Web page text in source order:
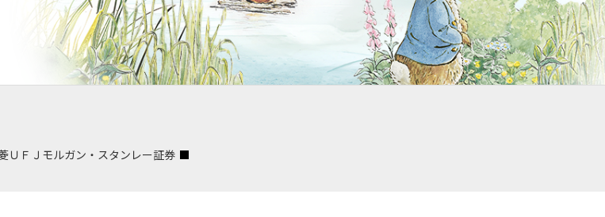
ＵＦＪモルガン・スタンレー証券